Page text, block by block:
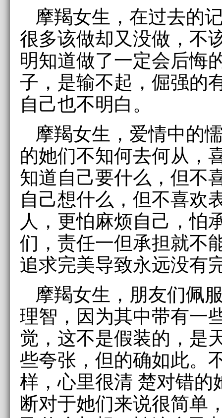
摩羯女生，在过去的
很多该做却又没做，不
明知道做了一定会后悔
子，是输不起，倔强的
自己也不明白。
摩羯女生，爱情中的
的她们不知何去何从，
知道自己要什么，但不
自己想什么，但不喜欢
人，更怕麻烦自己，怕
们，责任一但承担就不
追求完美导致永远没有
摩羯女生，朋友们佩
理智，因为其中带有一
觉，这不是假装的，是
些夸张，但的确如此。
样，心里很清 楚对错的
断对于她们来说很简单